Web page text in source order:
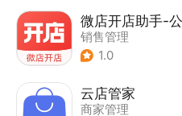
销售管理
1.0
云店管家
商家管理